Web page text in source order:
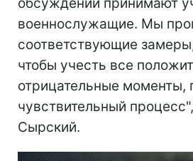
военнослужащие. Мы
соответствующие
чтобы учесть все
отрицательные моменты,
чувствительный
Сырский.